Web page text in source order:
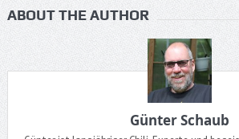
ABOUT THE AUTHOR
Günter Schaub